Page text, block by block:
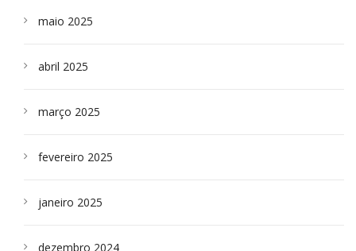
maio 2025
abril 2025
março 2025
fevereiro 2025
janeiro 2025
dezembro 2024